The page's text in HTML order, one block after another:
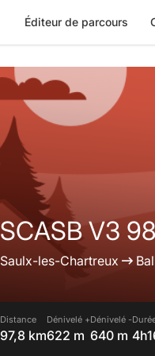
Éditeur de parcours
SCASB V3
Saulx-les-Chartreux
Distance
97,8 km
Dénivelé +
622 m
Dénivelé -
640 m